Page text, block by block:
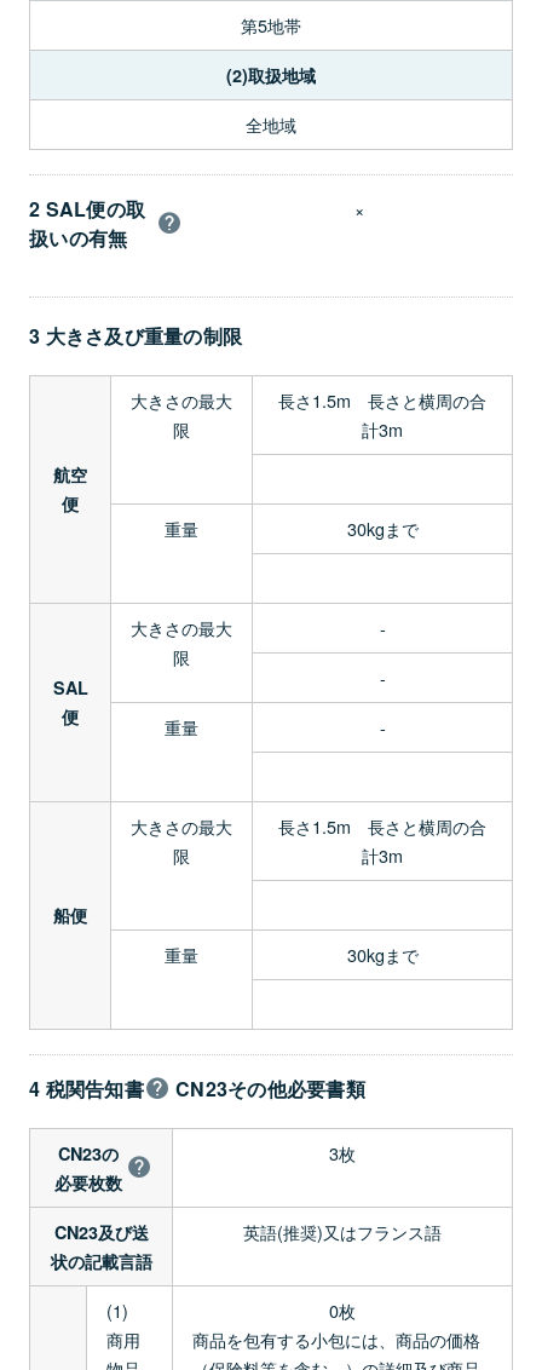
第5地帯
(2)取扱地域
全地域
2 SAL便の取
扱いの有無
×
3 大きさ及び重量の制限
航空
便
大きさの最大
限
長さ1.5m 長さと横周の合
計3m
重量 30kgまで
SAL
便
大きさの最大
限
-
-
重量
-
船便
大きさの最大
限
長さ1.5m 長さと横周の合
計3m
重量 30kgまで
4 税関告知書 CN23その他必要書類
CN23の
必要枚数
3枚
CN23及び送
状の記載言語
英語(推奨)又はフランス語
(1)
商用
0枚
商品を包有する小包には、商品の価格